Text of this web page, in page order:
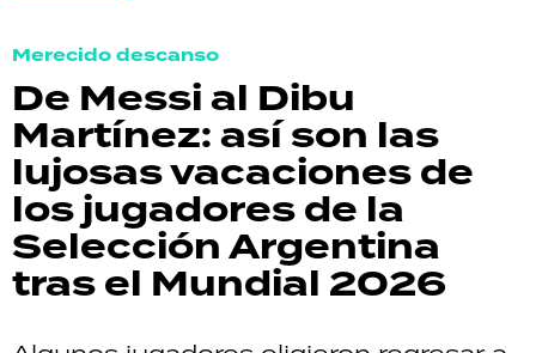
Merecido descanso
De Messi al Dibu
Martínez: así son las
lujosas vacaciones de
los jugadores de la
Selección Argentina
tras el Mundial 2026